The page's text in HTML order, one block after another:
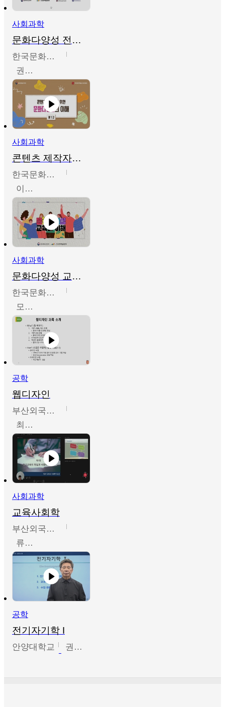
사회과학
문화다양성 전문인력 양성 기본과정 - 문화다양성의 이해
한국문화예술교육진흥원
권숙인 외 8명
사회과학
콘텐츠 제작자를 위한 문화다양성의 이해
한국문화예술교육진흥원
이성민
사회과학
문화다양성 교육의 이해
한국문화예술교육진흥원
모경환,성상환,정문성
공학
웹디자인
부산외국어대학교
최진오
사회과학
교육사회학
부산외국어대학교
류영철
공학
전기자기학 I
안양대학교 권원현